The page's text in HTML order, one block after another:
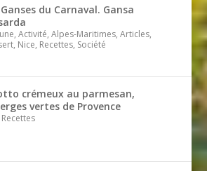
Ganses du Carnaval. Gansa
Activité, Alpes-Maritimes, Articles,
Nice, Recettes, Société
crémeux au parmesan,
vertes de Provence